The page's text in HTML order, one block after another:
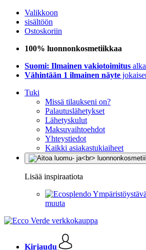
Valikkoon
sisältöön
Ostoskoriin
100% luonnonkosmetiikkaa
Suomi: Ilmainen vakiotoimitus
Vähintään 1 ilmainen näyte
Tuki
Missä tilaukseni on?
Palautuslähetykset
Lähetyskulut
Maksuvaihtoehdot
Yhteystiedot
Kaikki asiakastukiaiheet
Lisää inspiraatiota
muuta
Kirjaudu